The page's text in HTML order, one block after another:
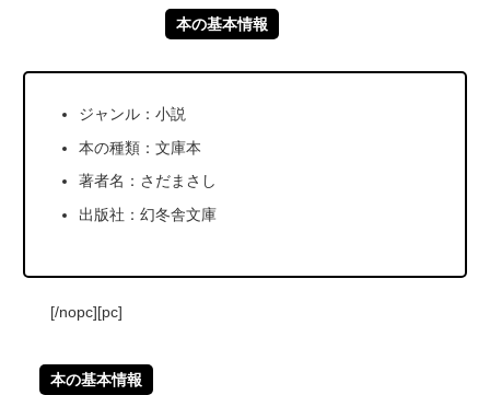
本の基本情報
ジャンル：小説
本の種類：文庫本
著者名：さだまさし
出版社：幻冬舎文庫
[/nopc][pc]
本の基本情報